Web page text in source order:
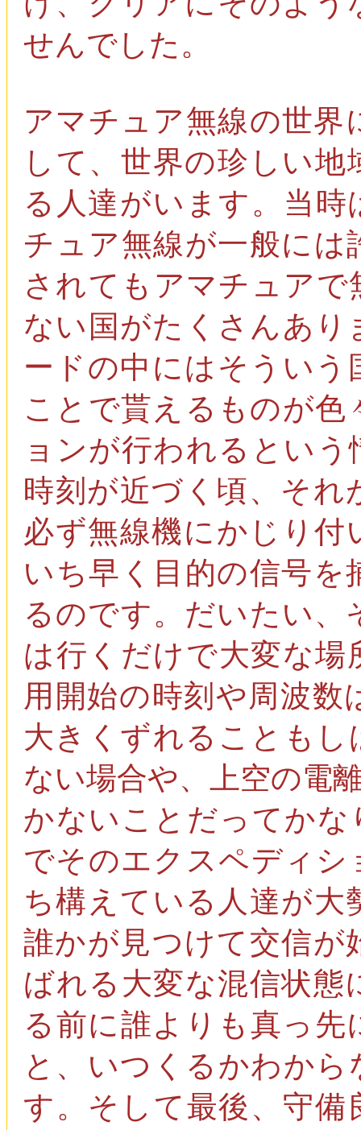
せんでした。
アマチュア無線の世
して、世界の珍しい
る人達がいます。当
チュア無線が一般に
されてもアマチュア
ない国がたくさんあ
ードの中にはそうい
ことで貰えるものが
ョンが行われるとい
時刻が近づく頃、そ
必ず無線機にかじり
いち早く目的の信号
るのです。だいたい
は行くだけで大変な
用開始の時刻や周波
大きくずれることも
ない場合や、上空の電
かないことだってかな
でそのエクスペディ
ち構えている人達が
誰かが見つけて交信が
ばれる大変な混信状
る前に誰よりも真っ
と、いつくるかわか
す。そして最後、守備